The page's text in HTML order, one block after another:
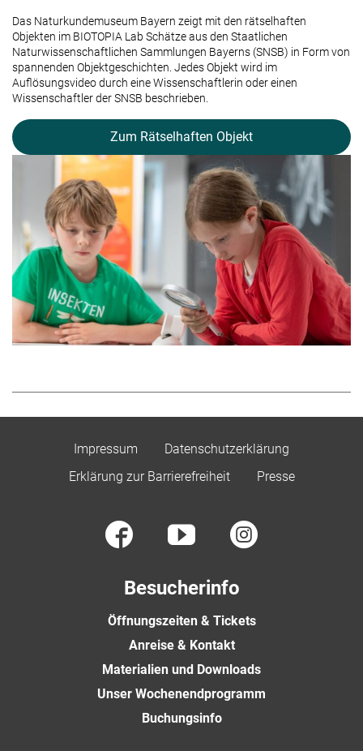
Das Naturkundemuseum Bayern zeigt mit den rätselhaften
Objekten im BIOTOPIA Lab Schätze aus den Staatlichen
Naturwissenschaftlichen Sammlungen Bayerns (SNSB) in Form von
spannenden Objektgeschichten. Jedes Objekt wird im
Auflösungsvideo durch eine Wissenschaftlerin oder einen
Wissenschaftler der SNSB beschrieben.
Zum Rätselhaften Objekt
Impressum
Datenschutzerklärung
Erklärung zur Barrierefreiheit
Presse
Besucherinfo
Öffnungszeiten & Tickets
Anreise & Kontakt
Materialien und Downloads
Unser Wochenendprogramm
Buchungsinfo